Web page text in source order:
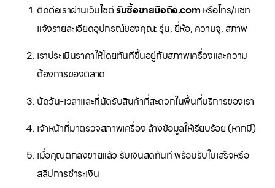
ติดต่อเราผ่านเว็บไซต์รับซื้อขายมือถือ.com หรือโทร/แชท
แจ้งรายละเอียดอุปกรณ์ของคุณ: รุ่น, ยี่ห้อ, ความจุ, สภาพ
เราประเมินราคาให้โดยทันทีขึ้นอยู่กับสภาพเครื่องและความ
ต้องการของตลาด
นัดวัน-เวลาและที่นัดรับสินค้าที่สะดวกในพื้นที่บริการของเรา
เจ้าหน้าที่มาตรวจสภาพเครื่อง ล้างข้อมูลให้เรียบร้อย (หากมี)
เมื่อคุณตกลงขายแล้ว รับเงินสดทันที พร้อมรับใบเสร็จหรือ
สลิปการชำระเงิน